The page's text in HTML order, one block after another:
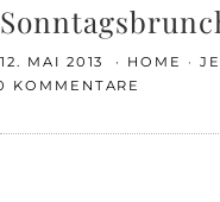
12. MAI 2013 HOME
KOMMENTARE